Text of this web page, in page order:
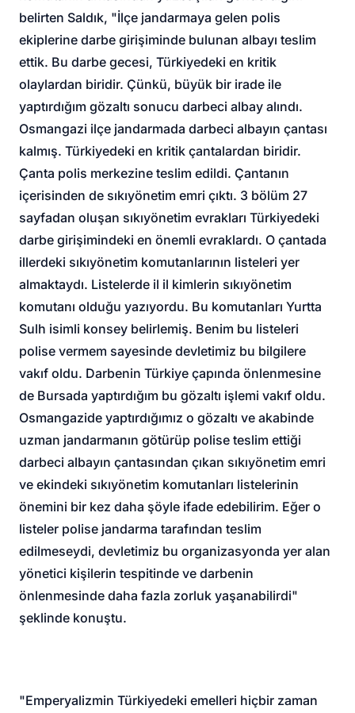
belirten Saldık, "İlçe jandarmaya gelen polis
ekiplerine darbe girişiminde bulunan albayı teslim
ettik. Bu darbe gecesi, Türkiyedeki en kritik
olaylardan biridir. Çünkü, büyük bir irade ile
yaptırdığım gözaltı sonucu darbeci albay alındı.
Osmangazi ilçe jandarmada darbeci albayın çantası
kalmış. Türkiyedeki en kritik çantalardan biridir.
Çanta polis merkezine teslim edildi. Çantanın
içerisinden de sıkıyönetim emri çıktı. 3 bölüm 27
sayfadan oluşan sıkıyönetim evrakları Türkiyedeki
darbe girişimindeki en önemli evraklardı. O çantada
illerdeki sıkıyönetim komutanlarının listeleri yer
almaktaydı. Listelerde il il kimlerin sıkıyönetim
komutanı olduğu yazıyordu. Bu komutanları Yurtta
Sulh isimli konsey belirlemiş. Benim bu listeleri
polise vermem sayesinde devletimiz bu bilgilere
vakıf oldu. Darbenin Türkiye çapında önlenmesine
de Bursada yaptırdığım bu gözaltı işlemi vakıf oldu.
Osmangazide yaptırdığımız o gözaltı ve akabinde
uzman jandarmanın götürüp polise teslim ettiği
darbeci albayın çantasından çıkan sıkıyönetim emri
ve ekindeki sıkıyönetim komutanları listelerinin
önemini bir kez daha şöyle ifade edebilirim. Eğer o
listeler polise jandarma tarafından teslim
edilmeseydi, devletimiz bu organizasyonda yer alan
yönetici kişilerin tespitinde ve darbenin
önlenmesinde daha fazla zorluk yaşanabilirdi"
şeklinde konuştu.
"Emperyalizmin Türkiyedeki emelleri hiçbir zaman